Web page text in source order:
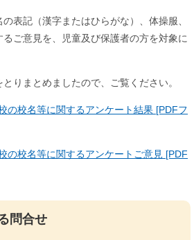
表記（漢字またはひらがな）、体操服、
ご意見を、児童及び保護者の方を対象に
りまとめましたので、ご覧ください。
の校名等に関するアンケート結果 [PDFフ
の校名等に関するアンケートご意見 [PDF
問合せ